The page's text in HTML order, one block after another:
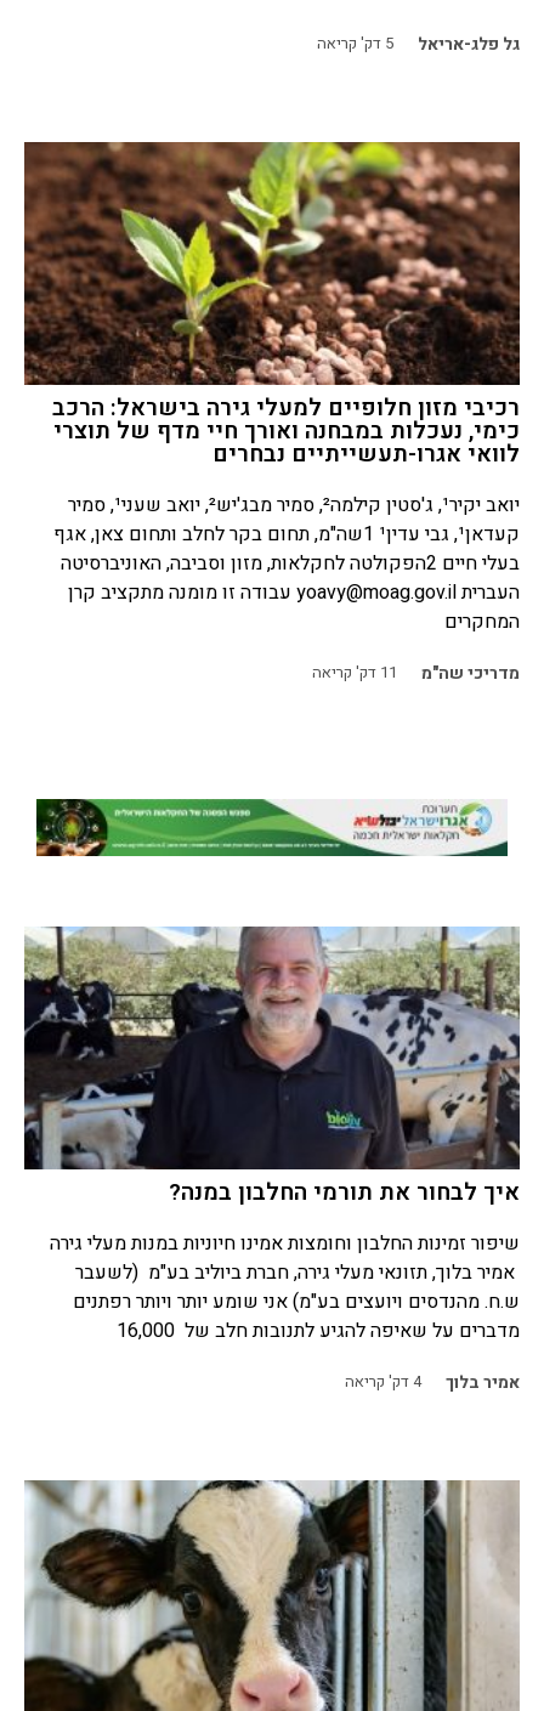
גל פלג-אריאל 5 דק' קריאה
רכיבי מזון חלופיים למעלי גירה בישראל: הרכב
כימי, נעכלות במבחנה ואורך חיי מדף של תוצרי
לוואי אגרו-תעשייתיים נבחרים
יואב יקיר¹, ג'סטין קילמה², סמיר מבג'יש², יואב שעני¹, סמיר
קעדאן¹, גבי עדין¹ 1שה"מ, תחום בקר לחלב ותחום צאן, אגף
בעלי חיים 2הפקולטה לחקלאות, מזון וסביבה, האוניברסיטה
העבריתyoavy@moag.gov.il עבודה זו מומנה מתקציב קרן
המחקרים
מדריכי שה"מ 11 דק' קריאה
איך לבחור את תורמי החלבון במנה?
שיפור זמינות החלבון וחומצות אמינו חיוניות במנות מעלי גירה
אמיר בלוך, תזונאי מעלי גירה, חברת ביוליב בע"מ (לשעבר
ש.ח. מהנדסים ויועצים בע"מ) אני שומע יותר ויותר רפתנים
מדברים על שאיפה להגיע לתנובות חלב של 16,000
אמיר בלוך 4דק' קריאה